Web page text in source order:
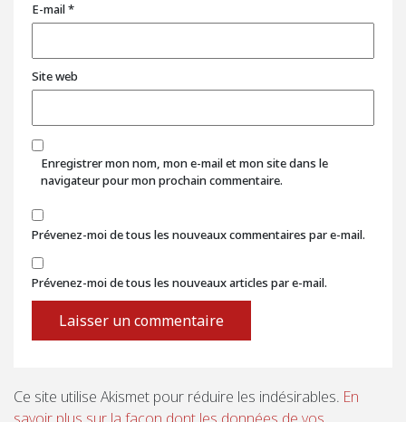
E-mail*
Site web
Enregistrer mon nom, mon e-mail et mon site dans le
navigateur pour mon prochain commentaire.
Prévenez-moi de tous les nouveaux commentaires par e-mail.
Prévenez-moi de tous les nouveaux articles par e-mail.
Ce site utilise Akismet pour réduire les indésirables. En